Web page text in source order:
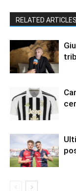
RELATED ARTICLES